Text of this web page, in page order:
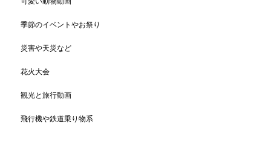
季節のイベントやお祭り
災害や天災など
花火大会
観光と旅行動画
飛行機や鉄道乗り物系